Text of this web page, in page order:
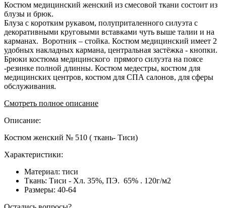
Костюм медицинский женский из смесовой ткани состоит из
блузы и брюк.
Блуза с коротким рукавом, полуприталенного силуэта с
декоративными круговыми вставками чуть выше талии и на
карманах. Воротник – стойка. Костюм медицинский имеет 2
удобных накладных кармана, центральная застёжка - кнопки.
Брюки костюма медицинского прямого силуэта на поясе
-резинке полной длинны. Костюм медестры, костюм для
медицинских центров, костюм для СПА салонов, для сферы
обслуживания.
Смотреть полное описание
Описание:
Костюм женский № 510 ( ткань- Тиси)
Характеристики:
Материал: тиси
Ткань: Тиси - Хл. 35%, ПЭ. 65% . 120г/м2
Размеры: 40-64